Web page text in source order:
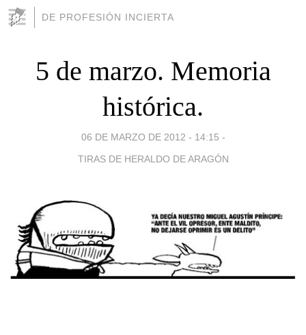
DE PROFESIÓN INCIERTA
5 de marzo. Memoria
histórica.
06 DE MARZO DE 2012 - 14:15 -
TIRAS DE HERALDO DE ARAGÓN